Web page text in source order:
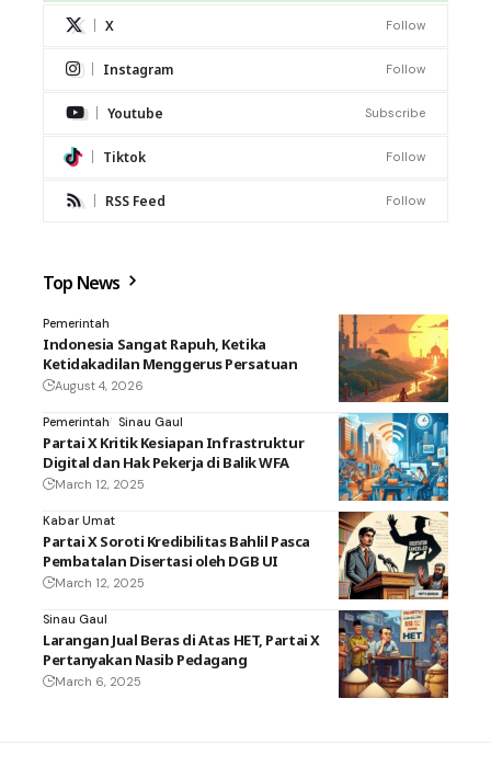
X Follow
Instagram Follow
Youtube Subscribe
Tiktok Follow
RSS Feed Follow
Top News
Pemerintah
Indonesia Sangat Rapuh, Ketika
Ketidakadilan Menggerus Persatuan
August 4, 2026
Pemerintah Sinau Gaul
Partai X Kritik Kesiapan Infrastruktur
Digital dan Hak Pekerja di Balik WFA
March 12, 2025
Kabar Umat
Partai X Soroti Kredibilitas Bahlil Pasca
Pembatalan Disertasi oleh DGB UI
March 12, 2025
Sinau Gaul
Larangan Jual Beras di Atas HET, Partai X
Pertanyakan Nasib Pedagang
March 6, 2025